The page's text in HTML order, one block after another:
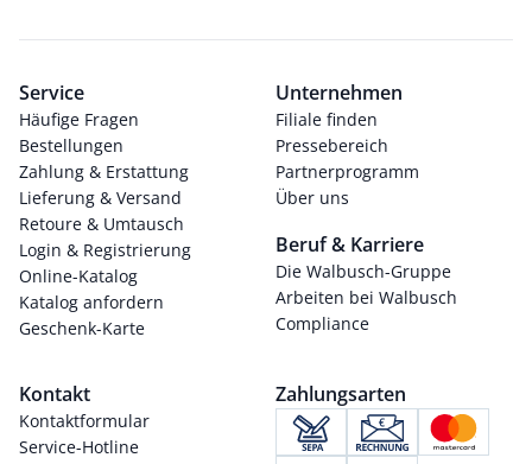
Service
Häufige Fragen
Bestellungen
Zahlung & Erstattung
Lieferung & Versand
Retoure & Umtausch
Login & Registrierung
Online-Katalog
Katalog anfordern
Geschenk-Karte
Unternehmen
Filiale finden
Pressebereich
Partnerprogramm
Über uns
Beruf & Karriere
Die Walbusch-Gruppe
Arbeiten bei Walbusch
Compliance
Kontakt
Kontaktformular
Service-Hotline
Zahlungsarten